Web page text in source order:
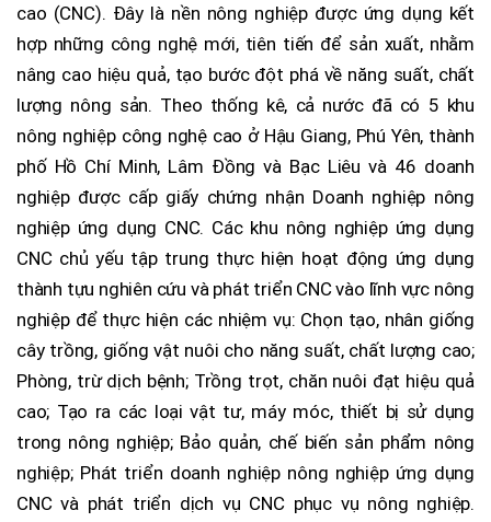
cao (CNC). Đây là nền nông nghiệp được ứng dụng kết
hợp những công nghệ mới, tiên tiến để sản xuất, nhằm
nâng cao hiệu quả, tạo bước đột phá về năng suất, chất
lượng nông sản. Theo thống kê, cả nước đã có 5 khu
nông nghiệp công nghệ cao ở Hậu Giang, Phú Yên, thành
phố Hồ Chí Minh, Lâm Đồng và Bạc Liêu và 46 doanh
nghiệp được cấp giấy chứng nhận Doanh nghiệp nông
nghiệp ứng dụng CNC. Các khu nông nghiệp ứng dụng
CNC chủ yếu tập trung thực hiện hoạt động ứng dụng
thành tựu nghiên cứu và phát triển CNC vào lĩnh vực nông
nghiệp để thực hiện các nhiệm vụ: Chọn tạo, nhân giống
cây trồng, giống vật nuôi cho năng suất, chất lượng cao;
Phòng, trừ dịch bệnh; Trồng trọt, chăn nuôi đạt hiệu quả
cao; Tạo ra các loại vật tư, máy móc, thiết bị sử dụng
trong nông nghiệp; Bảo quản, chế biến sản phẩm nông
nghiệp; Phát triển doanh nghiệp nông nghiệp ứng dụng
CNC và phát triển dịch vụ CNC phục vụ nông nghiệp.